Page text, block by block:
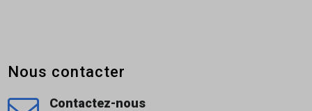
Nous contacter
Contactez-nous